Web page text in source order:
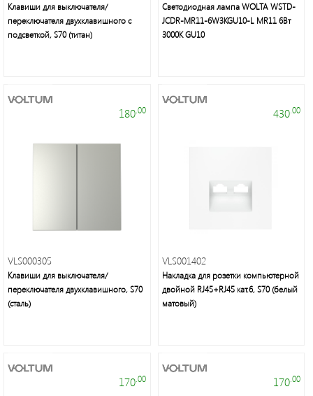
Клавиши для выключателя/
переключателя двухклавишного с
подсветкой, S70 (титан)
Светодиодная лампа WOLTA WSTD-
JCDR-MR11-6W3KGU10-L MR11 6Вт
3000K GU10
180.00
VLS000305
Клавиши для выключателя/
переключателя двухклавишного, S70
(сталь)
430.00
VLS001402
Накладка для розетки компьютерной
двойной RJ45+RJ45 кат.6, S70 (белый
матовый)
170.00 170.00